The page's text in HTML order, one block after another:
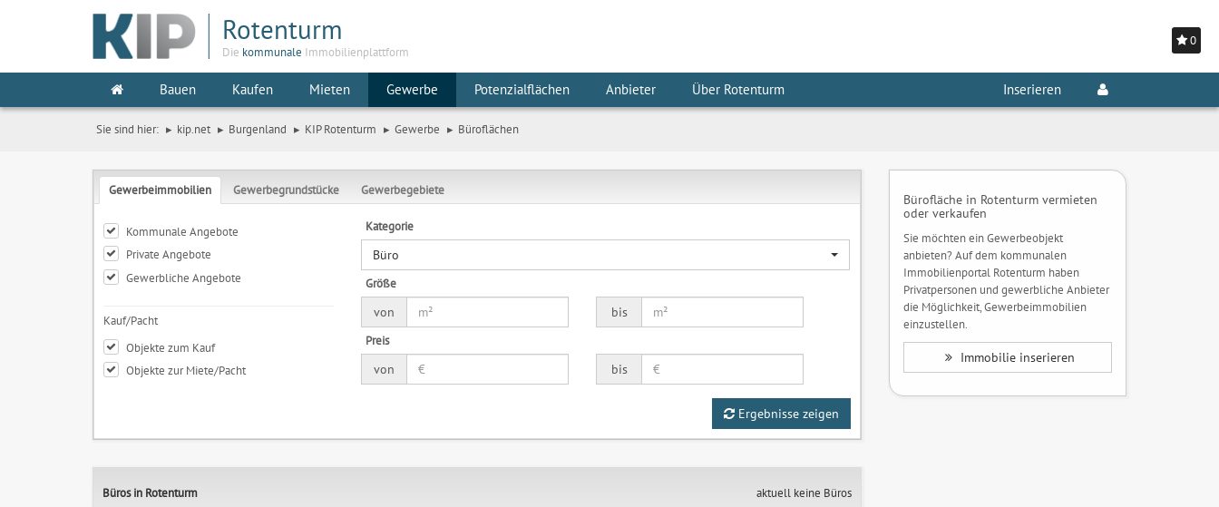
0
Rotenturm
Die kommunale Immobilienplattform
Bauen Kaufen Mieten Gewerbe Potenzialflächen Anbieter Über Rotenturm Inserieren
Sie sind hier: kip.net Burgenland KIP Rotenturm Gewerbe Büroflächen
Gewerbeimmobilien Gewerbegrundstücke Gewerbegebiete
Kommunale Angebote
Private Angebote
Gewerbliche Angebote
Kauf/Pacht
Objekte zum Kauf
Objekte zur Miete/Pacht
Kategorie
Büro
Größe
von
bis
Preis
von
bis
Ergebnisse zeigen
Büros in Rotenturm aktuell keine Büros
Bürofläche in Rotenturm vermieten
oder verkaufen
Sie möchten ein Gewerbeobjekt
anbieten? Auf dem kommunalen
Immobilienportal Rotenturm haben
Privatpersonen und gewerbliche Anbieter
die Möglichkeit, Gewerbeimmobilien
einzustellen.
Immobilie inserieren